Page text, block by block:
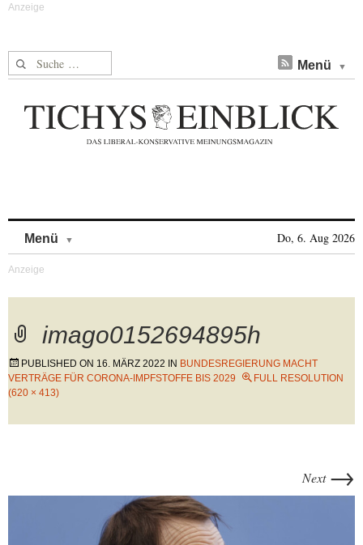
Suche nach: Menü
Menü Do, 6. Aug 2026
imago0152694895h
PUBLISHED ON 16. MÄRZ 2022 IN BUNDESREGIERUNG MACHT
VERTRÄGE FÜR CORONA-IMPFSTOFFE BIS 2029
FULL RESOLUTION
(620 × 413)
Next →